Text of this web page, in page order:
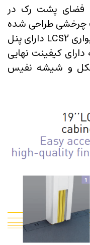
فضای پشت رک در
چرخشی طراحی شده
است. همچنین تمامی رک های دیواری LCS2 دارای پنل
کیفینت نهایی
شکل و شیشه نفیس